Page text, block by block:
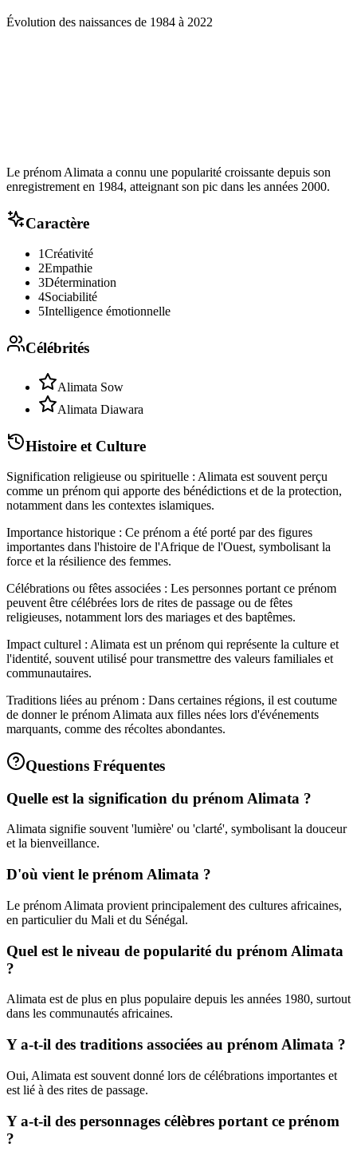
Évolution des naissances de 1984 à 2022
Le prénom Alimata a connu une popularité croissante depuis son
enregistrement en 1984, atteignant son pic dans les années 2000.
Caractère
1Créativité
2Empathie
3Détermination
4Sociabilité
5Intelligence émotionnelle
Célébrités
Alimata Sow
Alimata Diawara
Histoire et Culture
Signification religieuse ou spirituelle : Alimata est souvent perçu
comme un prénom qui apporte des bénédictions et de la protection,
notamment dans les contextes islamiques.
Importance historique : Ce prénom a été porté par des figures
importantes dans l'histoire de l'Afrique de l'Ouest, symbolisant la
force et la résilience des femmes.
Célébrations ou fêtes associées : Les personnes portant ce prénom
peuvent être célébrées lors de rites de passage ou de fêtes
religieuses, notamment lors des mariages et des baptêmes.
Impact culturel : Alimata est un prénom qui représente la culture et
l'identité, souvent utilisé pour transmettre des valeurs familiales et
communautaires.
Traditions liées au prénom : Dans certaines régions, il est coutume
de donner le prénom Alimata aux filles nées lors d'événements
marquants, comme des récoltes abondantes.
Questions Fréquentes
Quelle est la signification du prénom Alimata ?
Alimata signifie souvent 'lumière' ou 'clarté', symbolisant la douceur
et la bienveillance.
D'où vient le prénom Alimata ?
Le prénom Alimata provient principalement des cultures africaines,
en particulier du Mali et du Sénégal.
Quel est le niveau de popularité du prénom Alimata
?
Alimata est de plus en plus populaire depuis les années 1980, surtout
dans les communautés africaines.
Y a-t-il des traditions associées au prénom Alimata ?
Oui, Alimata est souvent donné lors de célébrations importantes et
est lié à des rites de passage.
Y a-t-il des personnages célèbres portant ce prénom
?